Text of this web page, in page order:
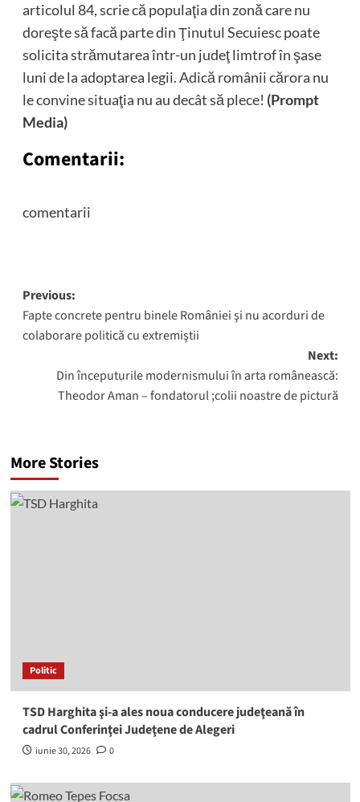
articolul 84, scrie că populaţia din zonă care nu
doreşte să facă parte din Ţinutul Secuiesc poate
solicita strămutarea într-un judeţ limtrof în şase
luni de la adoptarea legii. Adică românii cărora nu
le convine situaţia nu au decât să plece! (Prompt
Media)
Comentarii:
comentarii
Post
navigation
Previous:
Fapte concrete pentru binele României şi nu acorduri de
colaborare politică cu extremiştii
Next:
Din începuturile modernismului în arta românească:
Theodor Aman – fondatorul ;colii noastre de pictură
More Stories
Politic
TSD Harghita şi-a ales noua conducere judeţeană în
cadrul Conferinţei Judeţene de Alegeri
iunie 30, 2026 0